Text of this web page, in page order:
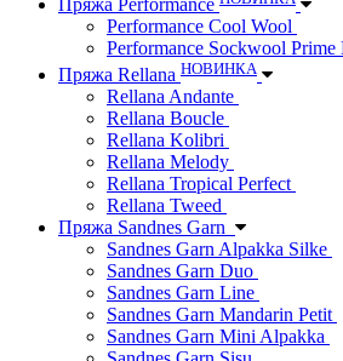
Пряжа Performance
Performance Cool Wool
Performance Sockwool Prime
Пряжа Rellana НОВИНКА
Rellana Andante
Rellana Boucle
Rellana Kolibri
Rellana Melody
Rellana Tropical Perfect
Rellana Tweed
Пряжа Sandnes Garn
Sandnes Garn Alpakka Silke
Sandnes Garn Duo
Sandnes Garn Line
Sandnes Garn Mandarin Petit
Sandnes Garn Mini Alpakka